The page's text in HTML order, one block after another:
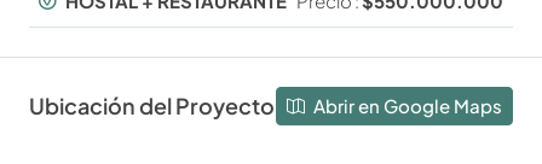
Ubicación del Proyecto Abrir en Google Maps